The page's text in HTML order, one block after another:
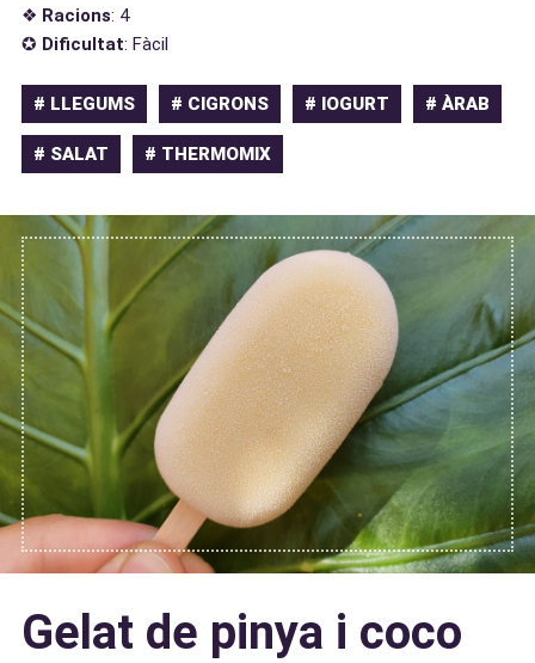
❖ Racions: 4
✪ Dificultat: Fàcil
# LLEGUMS # CIGRONS # IOGURT # ÀRAB
# SALAT # THERMOMIX
Gelat de pinya i coco